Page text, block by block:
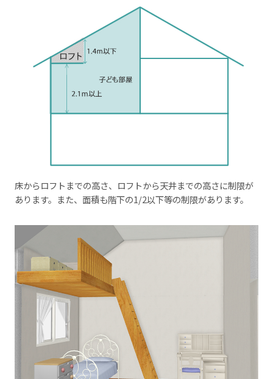
床からロフトまでの高さ、ロフトから天井までの高さに制限が
あります。また、面積も階下の1/2以下等の制限があります。